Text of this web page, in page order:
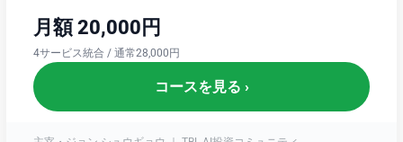
月額 20,000円
4サービス統合 / 通常28,000円
コースを見る ›